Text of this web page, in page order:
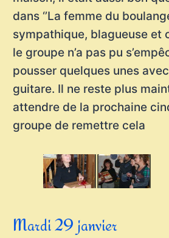
dans ‘’La femme du
sympathique, blagueuse et
le groupe n’a pas pu
pousser quelques unes
guitare. Il ne reste plus
attendre de la prochaine
groupe de remettre cela
Mardi 29 janvier